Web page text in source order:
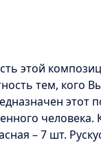
этой
тем, кого
– 7 шт.